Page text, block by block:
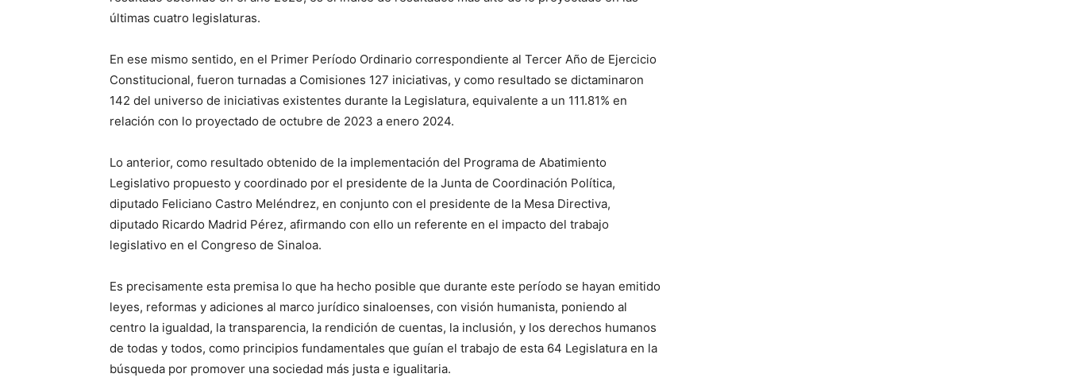
últimas cuatro legislaturas.
En ese mismo sentido, en el Primer Período Ordinario correspondiente al Tercer Año de Ejercicio
Constitucional, fueron turnadas a Comisiones 127 iniciativas, y como resultado se dictaminaron
142 del universo de iniciativas existentes durante la Legislatura, equivalente a un 111.81% en
relación con lo proyectado de octubre de 2023 a enero 2024.
Lo anterior, como resultado obtenido de la implementación del Programa de Abatimiento
Legislativo propuesto y coordinado por el presidente de la Junta de Coordinación Política,
diputado Feliciano Castro Meléndrez, en conjunto con el presidente de la Mesa Directiva,
diputado Ricardo Madrid Pérez, afirmando con ello un referente en el impacto del trabajo
legislativo en el Congreso de Sinaloa.
Es precisamente esta premisa lo que ha hecho posible que durante este período se hayan emitido
leyes, reformas y adiciones al marco jurídico sinaloenses, con visión humanista, poniendo al
centro la igualdad, la transparencia, la rendición de cuentas, la inclusión, y los derechos humanos
de todas y todos, como principios fundamentales que guían el trabajo de esta 64 Legislatura en la
búsqueda por promover una sociedad más justa e igualitaria.